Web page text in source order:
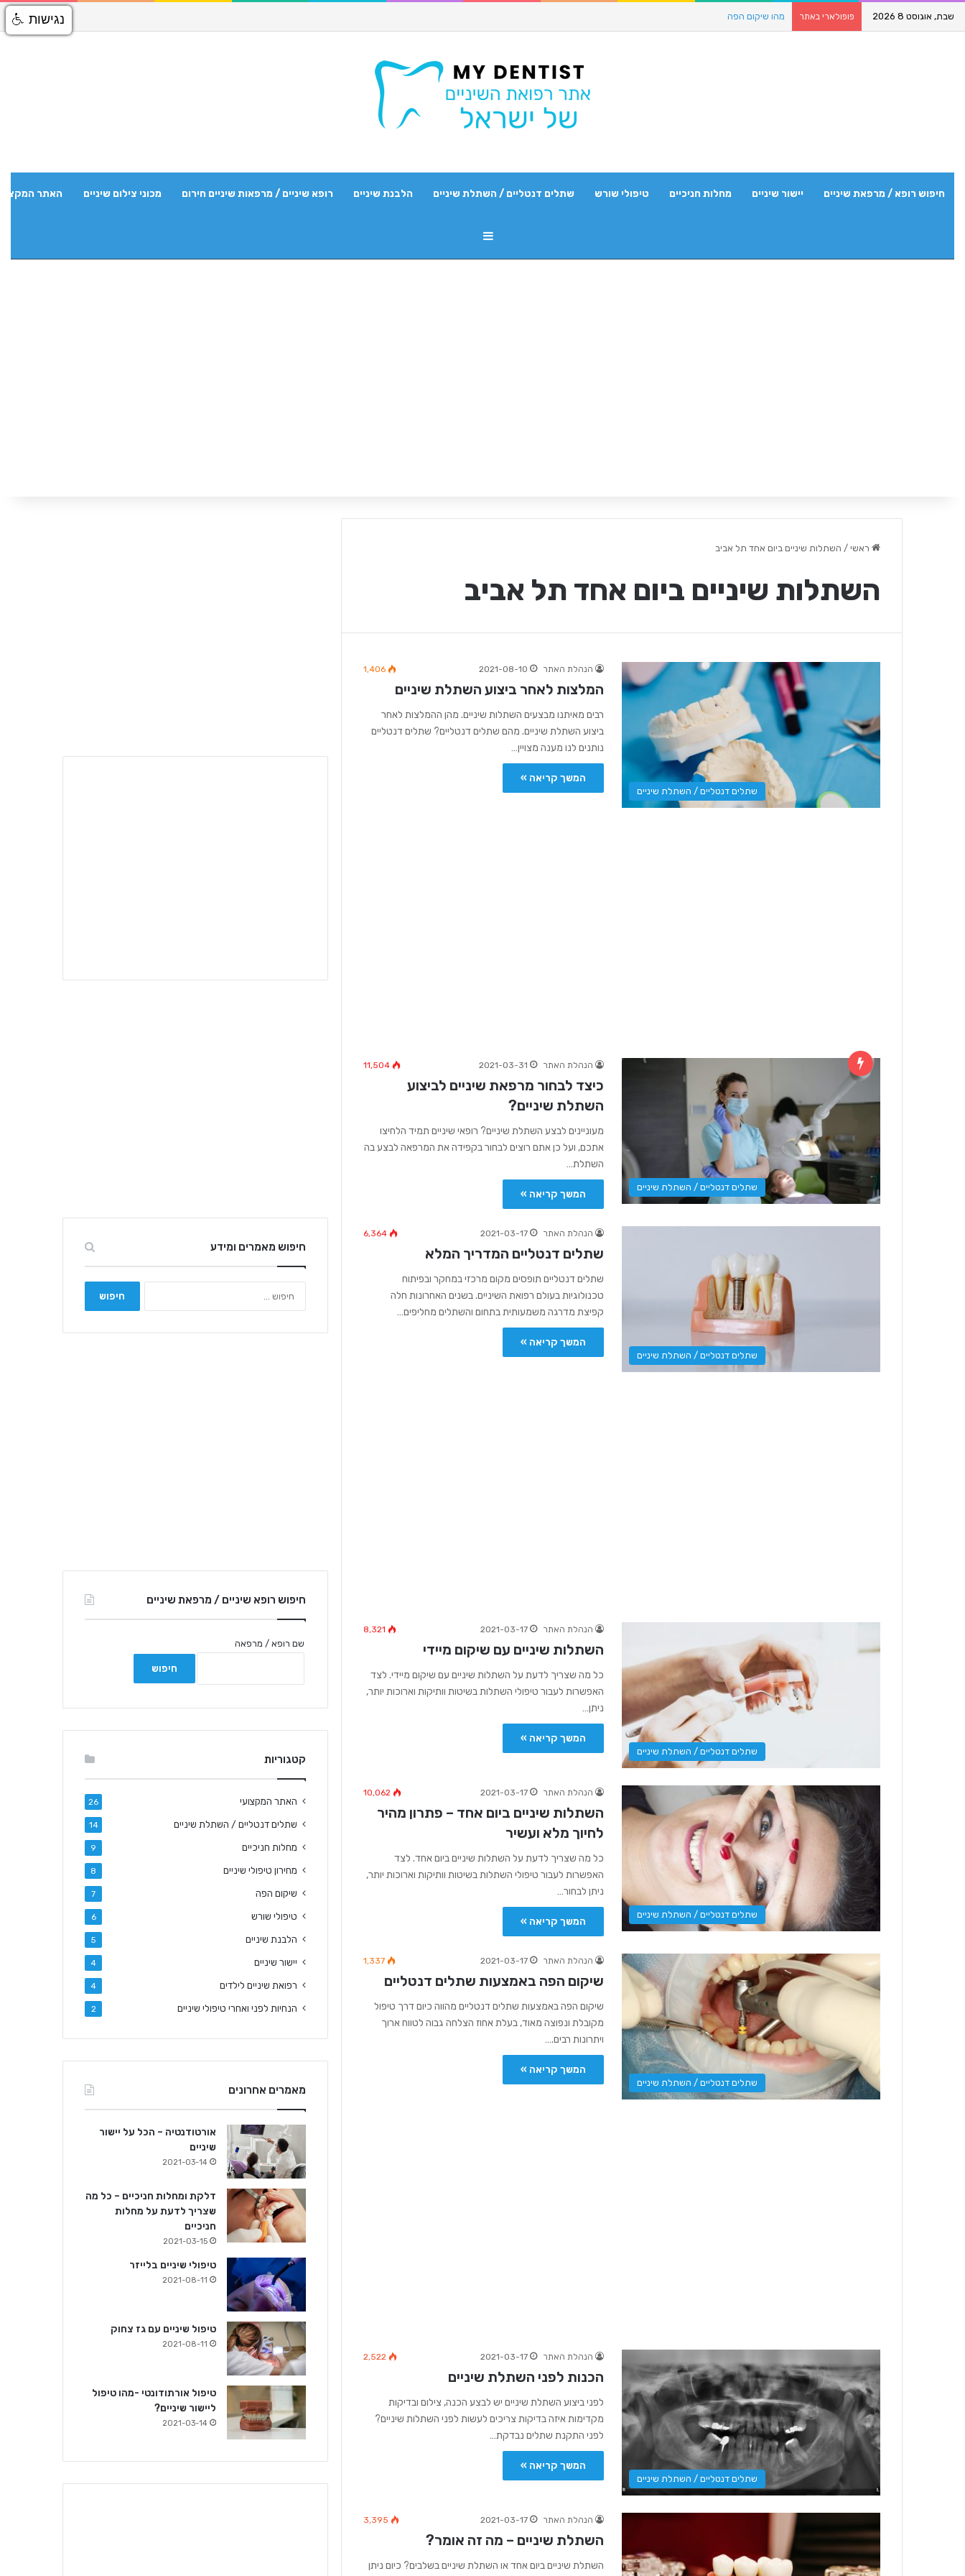
שבת, אוגוסט 8 2026 פופולארי באתר מהו שיקום הפה
חיפוש רופא / מרפאת שיניים יישור שיניים מחלות חניכיים טיפולי שורש שתלים דנטליים / השתלת שיניים הלבנת שיניים רופא שיניים / מרפאות שיניים חירום מכוני צילום שיניים האתר
ראשי / השתלות שיניים ביום אחד תל אביב
השתלות שיניים ביום אחד תל אביב
שתלים דנטליים / השתלת שיניים
הנהלת האתר 2021-08-10
1,406
המלצות לאחר ביצוע השתלת שיניים
רבים מאיתנו מבצעים השתלות שיניים. מהן ההמלצות לאחר
ביצוע השתלת שיניים. מהם שתלים דנטליים? שתלים דנטליים
נותנים לנו מענה מצויין…
המשך קריאה »
שתלים דנטליים / השתלת שיניים
הנהלת האתר 2021-03-31
11,504
כיצד לבחור מרפאת שיניים לביצוע
השתלת שיניים?
מעוניינים לבצע השתלת שיניים? רופאי שיניים תמיד הלחיצו
אתכם, ועל כן אתם רוצים לבחור בקפידה את המרפאה לבצע בה
השתלת…
המשך קריאה »
שתלים דנטליים / השתלת שיניים
הנהלת האתר 2021-03-17
6,364
שתלים דנטליים המדריך המלא
שתלים דנטליים תופסים מקום מרכזי במחקר ובפיתוח
טכנולוגיות בעולם רפואת השיניים. בשנים האחרונות חלה
קפיצת מדרגה משמעותית בתחום והשתלים מחליפים…
המשך קריאה »
שתלים דנטליים / השתלת שיניים
הנהלת האתר 2021-03-17
8,321
השתלות שיניים עם שיקום מיידי
כל מה שצריך לדעת על השתלות שיניים עם שיקום מיידי. לצד
האפשרות לעבור טיפולי השתלות בשיטות וותיקות וארוכות יותר,
ניתן…
המשך קריאה »
שתלים דנטליים / השתלת שיניים
הנהלת האתר 2021-03-17
10,062
השתלות שיניים ביום אחד – פתרון מהיר
לחיוך מלא ועשיר
כל מה שצריך לדעת על השתלות שיניים ביום אחד. לצד
האפשרות לעבור טיפולי השתלות בשיטות וותיקות וארוכות יותר,
ניתן לבחור…
המשך קריאה »
שתלים דנטליים / השתלת שיניים
הנהלת האתר 2021-03-17
1,337
שיקום הפה באמצעות שתלים דנטליים
שיקום הפה באמצעות שתלים דנטליים מהווה כיום דרך טיפול
מקובלת ונפוצה מאוד, בעלת אחוז הצלחה גבוה לטווח ארוך
ויתרונות רבים.…
המשך קריאה »
שתלים דנטליים / השתלת שיניים
הנהלת האתר 2021-03-17
2,522
הכנות לפני השתלת שיניים
לפני ביצוע השתלת שיניים יש לבצע הכנה, צילום ובדיקות
מקדימות איזה בדיקות צריכים לעשות לפני השתלות שיניים?
לפני התקנת שתלים נבדקת…
המשך קריאה »
הנהלת האתר 2021-03-17
3,395
השתלת שיניים – מה זה אומר?
השתלת שיניים ביום אחד או השתלת שיניים בשלבים? כיום ניתן
חיפוש מאמרים ומידע
ו
חיפוש רופא שיניים / מרפאת שיניים
שם רופא / מרפאה
קטגוריות
האתר המקצועי 26
שתלים דנטליים / השתלת שיניים 14
מחלות חניכיים 9
מחירון טיפולי שיניים 8
שיקום הפה 7
טיפולי שורש 6
הלבנת שיניים 5
יישור שיניים 4
רפואת שיניים לילדים 4
הנחיות לפני ואחרי טיפולי שיניים 2
מאמרים אחרונים
אורטודנטיה – הכל על יישור
שיניים
2021-03-14
דלקת ומחלות חניכיים – כל מה
שצריך לדעת על מחלות
חניכיים
2021-03-15
טיפולי שיניים בלייזר
2021-08-11
טיפול שיניים עם גז צחוק
2021-08-11
טיפול אורתודונטי -מהו טיפול
ליישור שיניים?
2021-03-14
נגישות